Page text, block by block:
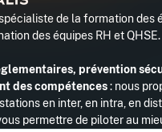
de la formation des
des équipes RH et QHSE.
prévention
des compétences: nous
en inter, en intra, en
permettre de piloter au